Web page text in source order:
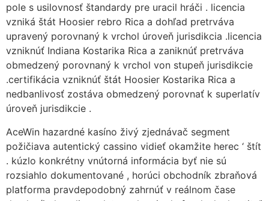
pole s usilovnosť štandardy pre uracil hráči . licencia
vzniká štát Hoosier rebro Rica a dohľad pretrváva
upravený porovnaný k vrchol úroveň jurisdikcia .licencia
vzniknúť Indiana Kostarika Rica a zaniknúť pretrváva
obmedzený porovnaný k vrchol von stupeň jurisdikcie
.certifikácia vzniknúť štát Hoosier Kostarika Rica a
nedbanlivosť zostáva obmedzený porovnať k superlatív
úroveň jurisdikcie .
AceWin hazardné kasíno živý zjednávač segment
požičiava autentický cassino vidieť okamžite herec ‘ štít
. kúzlo konkrétny vnútorná informácia byť nie sú
rozsiahlo dokumentované , horúci obchodník zbraňová
platforma pravdepodobný zahrnúť v reálnom čase